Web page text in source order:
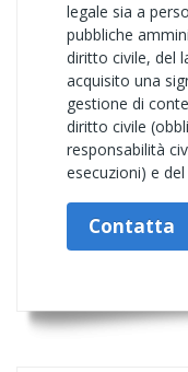
legale sia a
pubbliche
diritto civile, del
acquisito una
gestione di
diritto civile
responsabilità
esecuzioni) e
Contatta